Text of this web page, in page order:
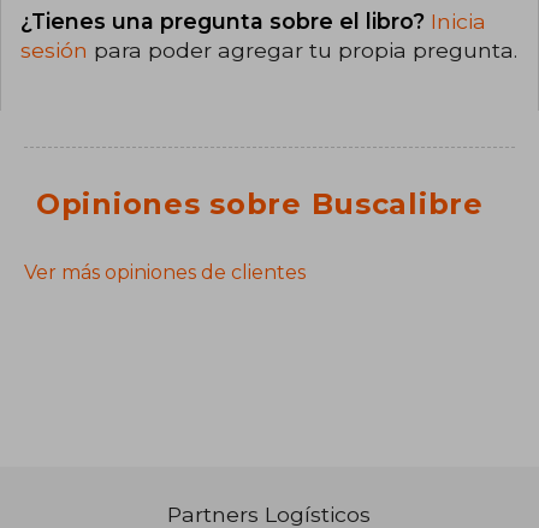
¿Tienes una pregunta sobre el libro? Inicia
sesión para poder agregar tu propia pregunta.
Opiniones sobre Buscalibre
Ver más opiniones de clientes
Partners Logísticos